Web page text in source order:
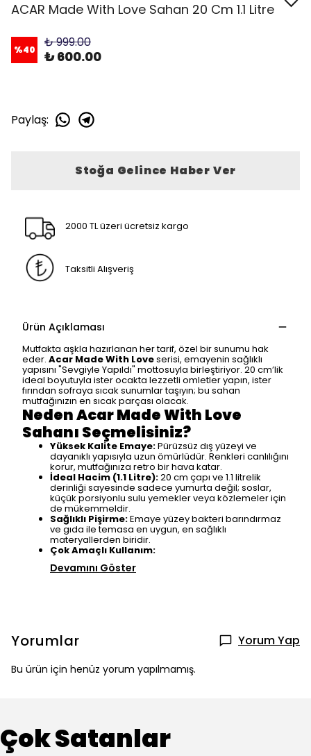
ACAR Made With Love Sahan 20 Cm 1.1 Litre
%40 ₺ 999.00
₺ 600.00
Paylaş:
Stoğa Gelince Haber Ver
2000 TL üzeri ücretsiz kargo
Taksitli Alışveriş
Ürün Açıklaması
Mutfakta aşkla hazırlanan her tarif, özel bir sunumu hak
eder. Acar Made With Loveserisi, emayenin sağlıklı
yapısını "Sevgiyle Yapıldı" mottosuyla birleştiriyor. 20 cm’lik
ideal boyutuyla ister ocakta lezzetli omletler yapın, ister
fırından sofraya sıcak sunumlar taşıyın; bu sahan
mutfağınızın en sıcak parçası olacak.
Neden Acar Made With Love
Sahanı Seçmelisiniz?
Yüksek Kalite Emaye:Pürüzsüz dış yüzeyi ve
dayanıklı yapısıyla uzun ömürlüdür. Renkleri canlılığını
korur, mutfağınıza retro bir hava katar.
İdeal Hacim (1.1 Litre):20 cm çapı ve 1.1 litrelik
derinliği sayesinde sadece yumurta değil; soslar,
küçük porsiyonlu sulu yemekler veya közlemeler için
de mükemmeldir.
Sağlıklı Pişirme:Emaye yüzey bakteri barındırmaz
ve gıda ile temasa en uygun, en sağlıklı
materyallerden biridir.
Çok Amaçlı Kullanım:
Devamını Göster
Yorumlar Yorum Yap
Bu ürün için henüz yorum yapılmamış.
Çok Satanlar